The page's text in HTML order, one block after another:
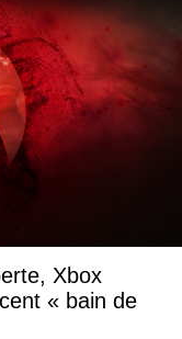
Xbox
« bain de